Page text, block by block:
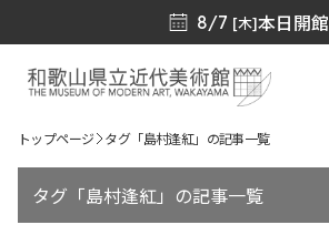
8/7 [木]本日開館
トップページ タグ「島村逢紅」の記事一覧
タグ「島村逢紅」の記事一覧